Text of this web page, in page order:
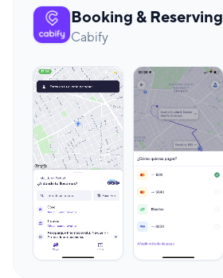
Booking & Reserving
Cabify